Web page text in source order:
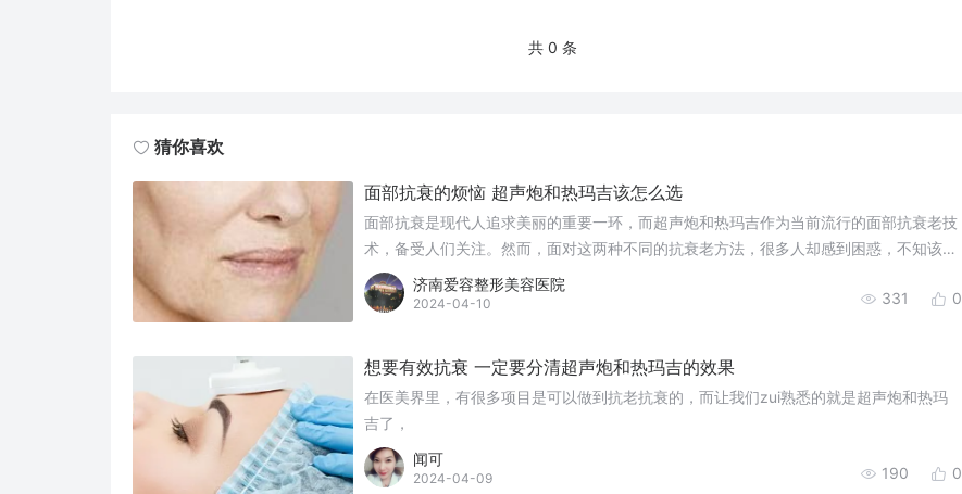
共 0 条
猜你喜欢
面部抗衰的烦恼 超声炮和热玛吉该怎么选
面部抗衰是现代人追求美丽的重要一环，而超声炮和热玛吉作为当前流行的面部抗衰老技
术，备受人们关注。然而，面对这两种不同的抗衰老方法，很多人却感到困惑，不知该如
何选择。下面将探讨超声炮和热玛吉的优缺点，以及如何选择适合自己的抗衰老方法。
济南爱容整形美容医院
2024-04-10 331 0
想要有效抗衰 一定要分清超声炮和热玛吉的效果
在医美界里，有很多项目是可以做到抗老抗衰的，而让我们zui熟悉的就是超声炮和热玛
吉了，
闻可
2024-04-09 190 0